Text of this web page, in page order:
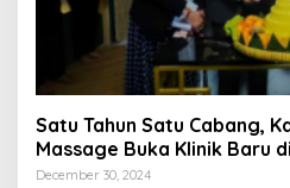
Satu Tahun Satu Cabang,
Massage Buka Klinik Baru
December 30, 2024